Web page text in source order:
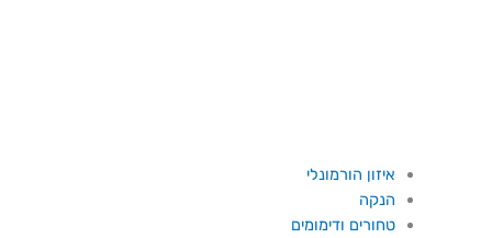
איזון הורמונלי
הנקה
טחורים ודימומים